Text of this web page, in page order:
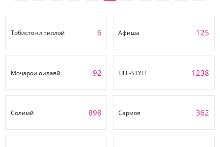
Тобистони тиллоӣ 6 Афиша 125
Моҷарои оилавӣ 92 LIFE-STYLE 1238
Солимӣ 898 Сармоя 362